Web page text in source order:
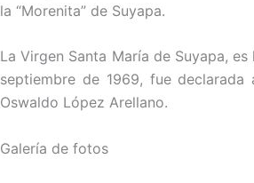
la “Morenita” de Suyapa.
La Virgen Santa María de Suyapa,
septiembre de 1969, fue
Oswaldo López Arellano.
Galería de fotos